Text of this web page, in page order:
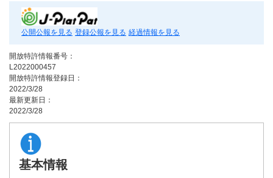
公開公報を見る 登録公報を見る 経過情報を見る
開放特許情報番号：
L2022000457
開放特許情報登録日：
2022/3/28
最新更新日：
2022/3/28
基本情報